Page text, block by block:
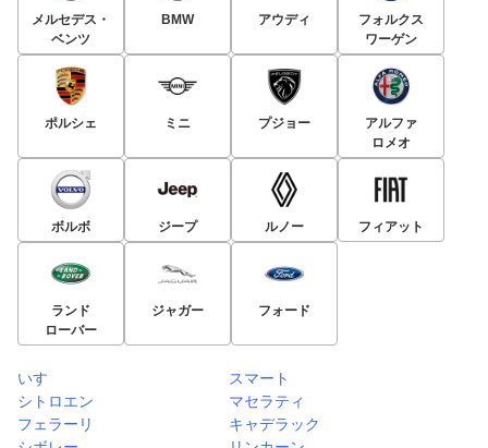
メルセデス・
ベンツ
BMW アウディ
フォルクス
ワーゲン
ポルシェ ミニ プジョー
アルファ
ロメオ
ボルボ ジープ ルノー フィアット
ランド
ローバー
ジャガー フォード
いすゞ
スマート
シトロエン
マセラティ
フェラーリ
キャデラック